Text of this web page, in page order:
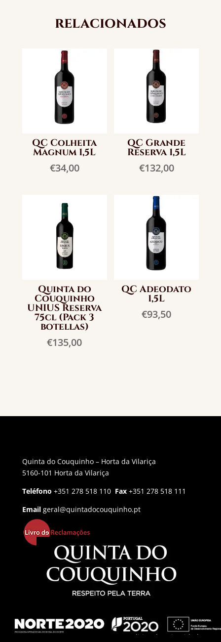
relacionados
QC Colheita
Magnum 1,5L
€34,00
QC Grande
Reserva 1,5L
€132,00
Quinta do
Couquinho
UNIUS Reserva
75cl (Pack 3
botellas)
€135,00
QC Adeodato
1,5L
€93,50
Quinta do Couquinho – Horta da Vilariça
5160-101 Horta da Vilariça
Teléfono +351 278 518 110 Fax +351 278 518 111
Email geral@quintadocouquinho.pt
Politica de privacidad